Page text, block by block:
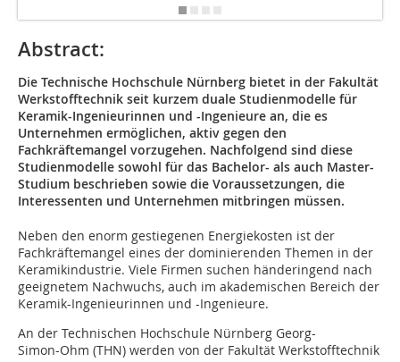
Abstract:
Die Technische Hochschule Nürnberg bietet in der Fakultät
Werkstofftechnik seit kurzem duale Studienmodelle für
Keramik-Ingenieurinnen und -Ingenieure an, die es
Unternehmen ermöglichen, aktiv gegen den
Fachkräftemangel vorzugehen. Nachfolgend sind diese
Studienmodelle sowohl für das Bachelor- als auch Master-
Studium beschrieben sowie die Voraussetzungen, die
Interessenten und Unternehmen mitbringen müssen.
Neben den enorm gestiegenen Energiekosten ist der
Fachkräftemangel eines der dominierenden Themen in der
Keramikindustrie. Viele Firmen suchen händeringend nach
geeignetem Nachwuchs, auch im akademischen Bereich der
Keramik-Ingenieurinnen und -Ingenieure.
An der Technischen Hochschule Nürnberg Georg-
Simon-Ohm (THN) werden von der Fakultät Werkstofftechnik